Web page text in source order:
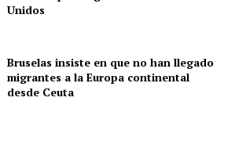
Unidos
Bruselas insiste en que no han llegado
migrantes a la Europa continental
desde Ceuta